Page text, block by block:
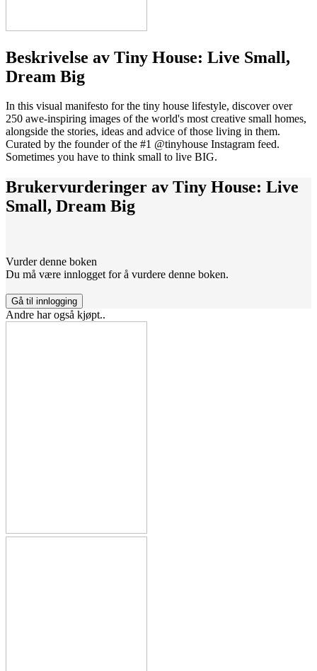
Beskrivelse av Tiny House: Live Small,
Dream Big
In this visual manifesto for the tiny house lifestyle, discover over
250 awe-inspiring images of the world's most creative small homes,
alongside the stories, ideas and advice of those living in them.
Curated by the founder of the #1 @tinyhouse Instagram feed.
Sometimes you have to think small to live BIG.
Brukervurderinger av Tiny House: Live
Small, Dream Big
Vurder denne boken
Du må være innlogget for å vurdere denne boken.
Gå til innlogging
Andre har også kjøpt..